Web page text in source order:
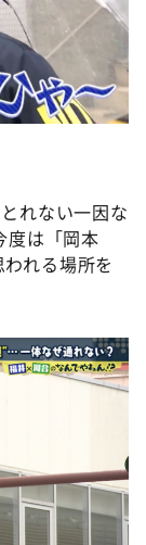
れない一因な
は「岡本
れる場所を